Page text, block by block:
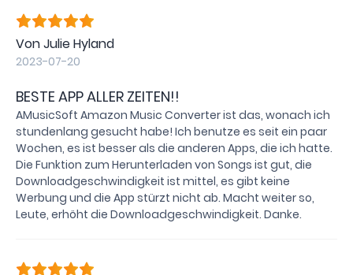
Von Julie Hyland
2023-07-20
BESTE APP ALLER ZEITEN!!
AMusicSoft Amazon Music Converter ist das, wonach ich
stundenlang gesucht habe! Ich benutze es seit ein paar
Wochen, es ist besser als die anderen Apps, die ich hatte.
Die Funktion zum Herunterladen von Songs ist gut, die
Downloadgeschwindigkeit ist mittel, es gibt keine
Werbung und die App stürzt nicht ab. Macht weiter so,
Leute, erhöht die Downloadgeschwindigkeit. Danke.